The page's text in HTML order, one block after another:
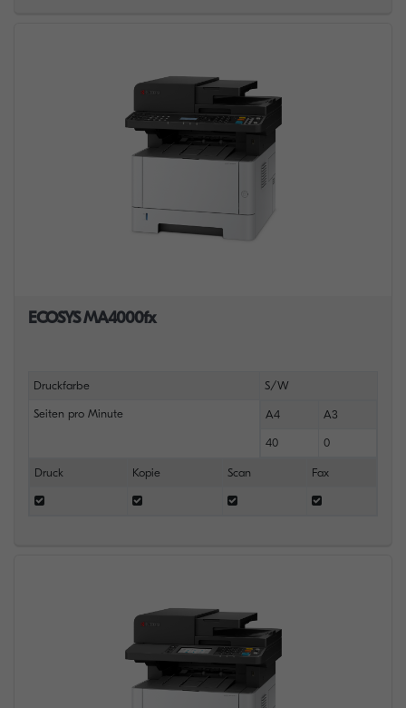
ECOSYS MA4000fx
Druckfarbe S/W
Seiten pro Minute A4 A3
40 0
Druck Kopie Scan Fax